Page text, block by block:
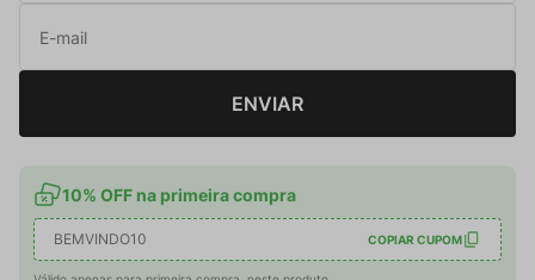
ENVIAR
10% OFF na primeira compra
BEMVINDO10 COPIAR CUPOM